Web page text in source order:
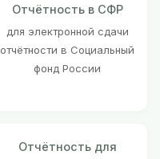
Отчётность в СФР
для электронной сдачи
отчётности в Социальный
фонд России
Отчётность для